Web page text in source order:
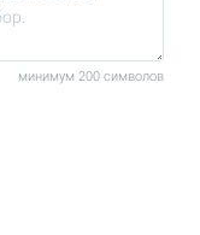
минимум 200 символов